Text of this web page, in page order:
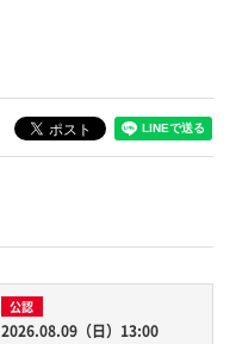
公認
2026.08.09（日）13:00